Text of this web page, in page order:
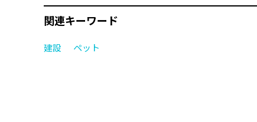
関連キーワード
建設 ペット